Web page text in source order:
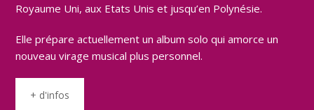
Royaume Uni, aux Etats Unis et jusqu’en Polynésie.
Elle prépare actuellement un album solo qui amorce un
nouveau virage musical plus personnel.
+ d'infos